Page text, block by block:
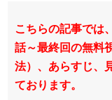
こちらの記事では
話～最終回の無料
法）、あらすじ、
ております。